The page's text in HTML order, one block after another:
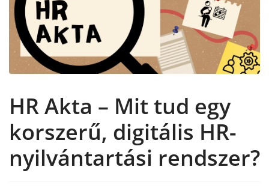
HR Akta – Mit tud egy
korszerű, digitális HR-
nyilvántartási rendszer?